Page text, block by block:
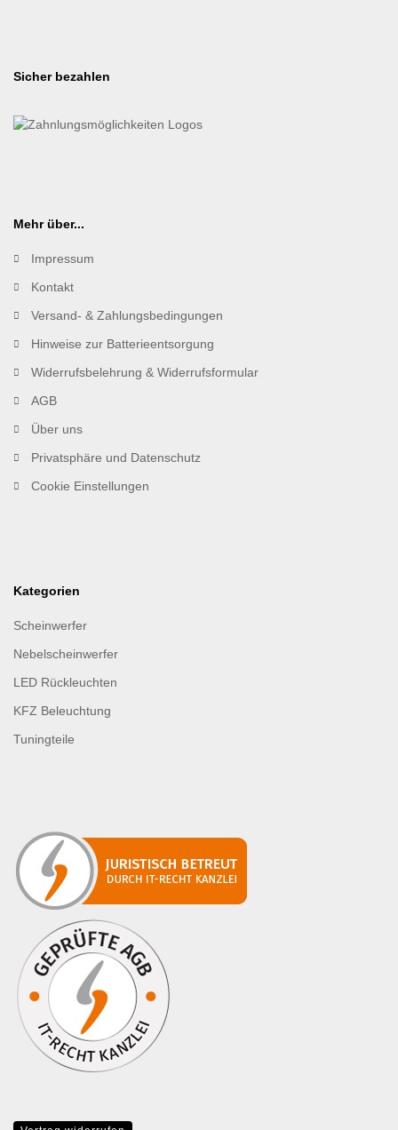
Sicher bezahlen
Mehr über...
Impressum
Kontakt
Versand- & Zahlungsbedingungen
Hinweise zur Batterieentsorgung
Widerrufsbelehrung & Widerrufsformular
AGB
Über uns
Privatsphäre und Datenschutz
Cookie Einstellungen
Kategorien
Scheinwerfer
Nebelscheinwerfer
LED Rückleuchten
KFZ Beleuchtung
Tuningteile